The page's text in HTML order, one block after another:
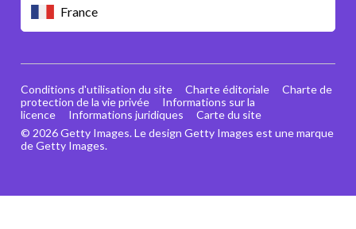
France
© 2026 Getty Images. Le design Getty Images est une marque
de Getty Images.
Conditions d'utilisation du site Charte éditoriale
Charte de
protection de la vie privée
Informations sur la
licence
Informations juridiques Carte du site